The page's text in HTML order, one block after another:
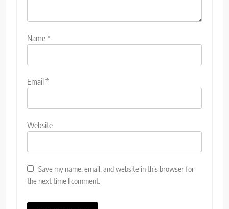
Name*
Email *
Website
Save my name, email, and website in this browser for
the next time I comment.